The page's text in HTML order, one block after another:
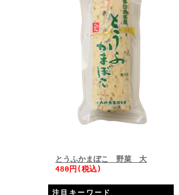
とうふかまぼこ 野菜 大
480円(税込)
注目キーワード